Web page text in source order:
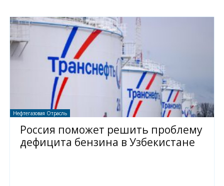
Нефтегазовая Отрасль
Россия поможет решить проблему
дефицита бензина в Узбекистане